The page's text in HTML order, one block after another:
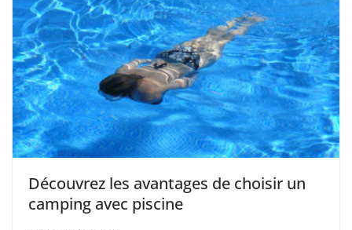
Découvrez les avantages de choisir un
camping avec piscine